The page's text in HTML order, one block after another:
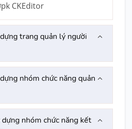
CKEditor
trang quản lý người
nhóm chức năng quản
nhóm chức năng kết